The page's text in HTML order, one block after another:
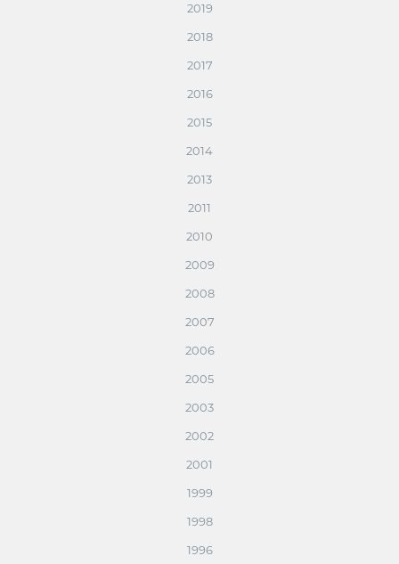
2019
2018
2017
2016
2015
2014
2013
2011
2010
2009
2008
2007
2006
2005
2003
2002
2001
1999
1998
1996